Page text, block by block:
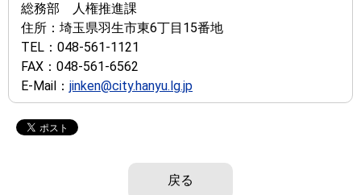
総務部 人権推進課
住所： 埼玉県羽生市東6丁目15番地
TEL： 048-561-1121
FAX： 048-561-6562
E-Mail： jinken@city.hanyu.lg.jp
戻る